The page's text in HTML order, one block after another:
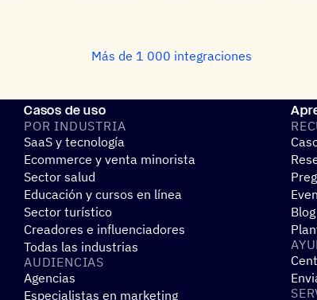
Más de 1 000 integraciones
Casos de uso
POR INDUS­TRIA
SaaS y tecnología
Ecommerce y venta minorista
Sector salud
Educación y cursos en línea
Sector turístico
Creadores e influenciadores
Todas las industrias
AUDIEN­CIAS
Agencias
Especialistas en marketing
Blog